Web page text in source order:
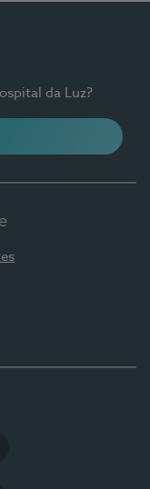
da Luz?